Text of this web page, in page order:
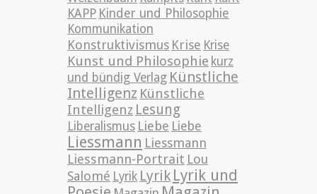
KAPP Kinder und Philosophie
Kommunikation
Konstruktivismus Krise Krise
Kunst und Philosophie kurz
und bündig Verlag Künstliche
Intelligenz Künstliche
Intelligenz Lesung
Liberalismus Liebe Liebe
Liessmann Liessmann
Liessmann-Portrait Lou
Salomé Lyrik Lyrik Lyrik und